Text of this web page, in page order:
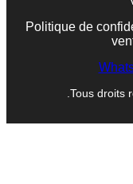
Politique de
Tous droits